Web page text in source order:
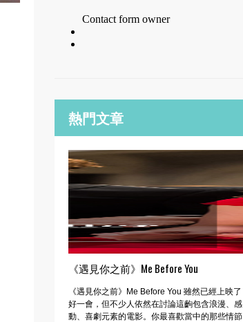
熱門文章
《遇見你之前》Me Before You
《遇見你之前》Me Before You 雖然已經上映了
好一會，但不少人依然在討論這齣包含浪漫、感
動、喜劇元素的電影。你最喜歡當中的那些情節